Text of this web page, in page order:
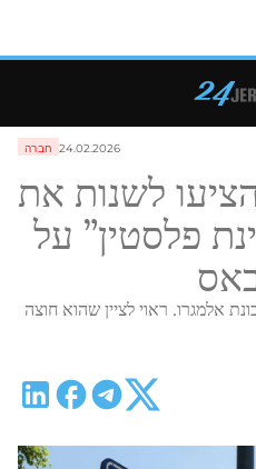
חברה 24.02.2026
לשנות את
פלסטין” על
אלמגרו. ראוי לציין שהוא חוצה